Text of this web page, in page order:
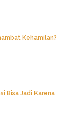
Kehamilan?
Bisa Jadi Karena